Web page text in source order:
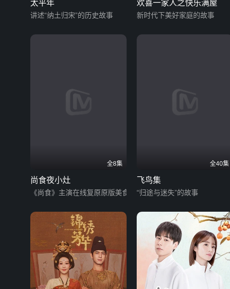
太平年
讲述“纳土归宋”的历史故事
欢喜一家人之快乐满屋
新时代下美好家庭的故事
全8集
尚食夜小灶
《尚食》主演在线复原原版美食
全40集
飞鸟集
“归途与迷失”的故事